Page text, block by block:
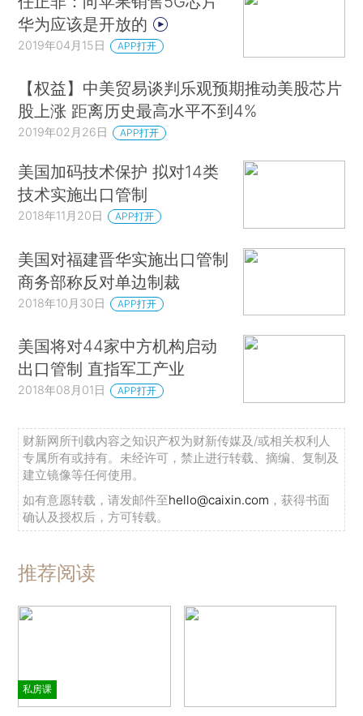
华为应该是开放的
2019年04月15日 APP打开
【权益】中美贸易谈判乐观预期推动美股芯片
股上涨 距离历史最高水平不到4%
2019年02月26日 APP打开
美国加码技术保护 拟对14类
技术实施出口管制
2018年11月20日 APP打开
美国对福建晋华实施出口管制
商务部称反对单边制裁
2018年10月30日 APP打开
美国将对44家中方机构启动
出口管制 直指军工产业
2018年08月01日 APP打开
财新网所刊载内容之知识产权为财新传媒及/或相关权利人
专属所有或持有。未经许可，禁止进行转载、摘编、复制及
建立镜像等任何使用。
如有意愿转载，请发邮件至hello@caixin.com ，获得书面
确认及授权后，方可转载。
推荐阅读
私房课